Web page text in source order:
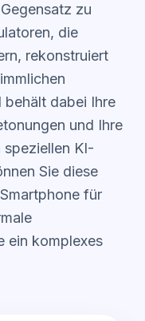
zu
die
rekonstruiert
behält dabei Ihre
und Ihre
KI-
Sie diese
für
ein komplexes